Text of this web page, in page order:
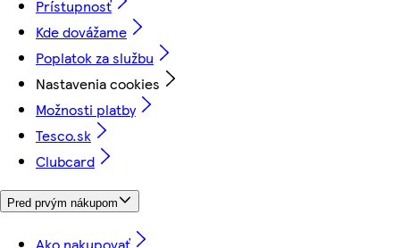
Prístupnosť
Kde dovážame
Poplatok za službu
Nastavenia cookies
Možnosti platby
Tesco.sk
Clubcard
Pred prvým nákupom